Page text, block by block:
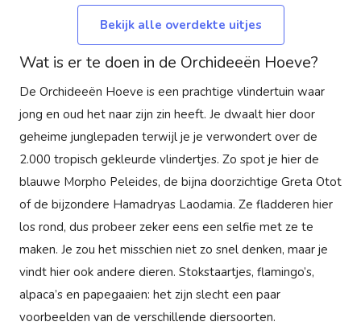
Bekijk alle overdekte uitjes
Wat is er te doen in de Orchideeën Hoeve?
De Orchideeën Hoeve is een prachtige vlindertuin waar
jong en oud het naar zijn zin heeft. Je dwaalt hier door
geheime junglepaden terwijl je je verwondert over de
2.000 tropisch gekleurde vlindertjes. Zo spot je hier de
blauwe Morpho Peleides, de bijna doorzichtige Greta Otot
of de bijzondere Hamadryas Laodamia. Ze fladderen hier
los rond, dus probeer zeker eens een selfie met ze te
maken. Je zou het misschien niet zo snel denken, maar je
vindt hier ook andere dieren. Stokstaartjes, flamingo’s,
alpaca’s en papegaaien: het zijn slecht een paar
voorbeelden van de verschillende diersoorten.